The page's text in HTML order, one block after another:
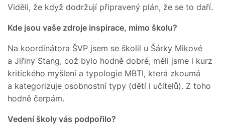
Viděli, že když dodržují připravený plán, že se to daří.
Kde jsou vaše zdroje inspirace, mimo školu?
Na koordinátora ŠVP jsem se školil u Šárky Mikové
a Jiřiny Stang, což bylo hodně dobré, měli jsme i kurz
kritického myšlení a typologie MBTI, která zkoumá
a kategorizuje osobnostní typy (dětí i učitelů). Z toho
hodně čerpám.
Vedení školy vás podpořilo?